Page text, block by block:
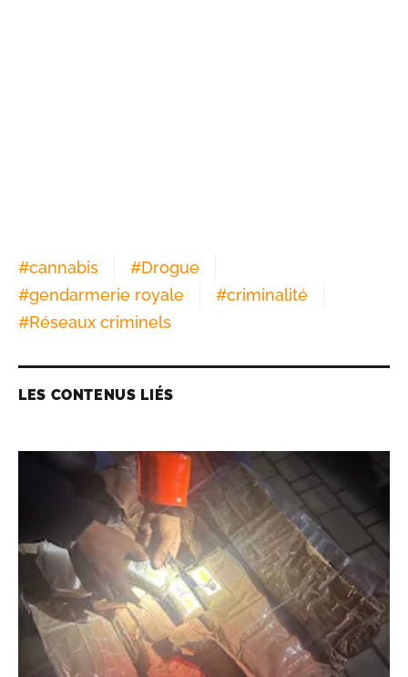
#cannabis #Drogue
#gendarmerie royale #criminalité
#Réseaux criminels
LES CONTENUS LIÉS